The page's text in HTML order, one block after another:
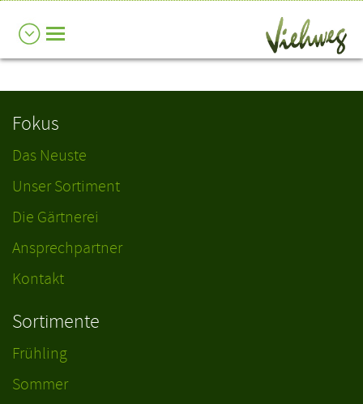
Fokus
Das Neuste
Unser Sortiment
Die Gärtnerei
Ansprechpartner
Kontakt
Sortimente
Frühling
Sommer